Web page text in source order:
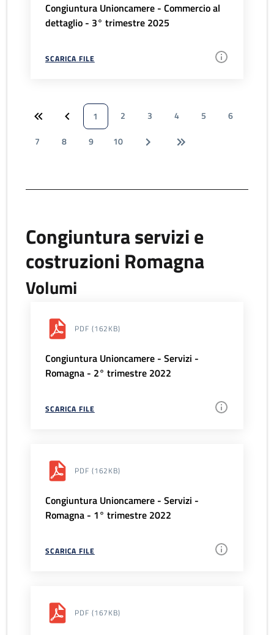
Congiuntura Unioncamere - Commercio al
dettaglio - 3° trimestre 2025
SCARICA FILE
1 2 3 4 5
6
7
8 9 10
Congiuntura servizi e
costruzioni Romagna
Volumi
PDF (162KB)
Congiuntura Unioncamere - Servizi -
Romagna - 2° trimestre 2022
SCARICA FILE
PDF (162KB)
Congiuntura Unioncamere - Servizi -
Romagna - 1° trimestre 2022
SCARICA FILE
PDF (167KB)